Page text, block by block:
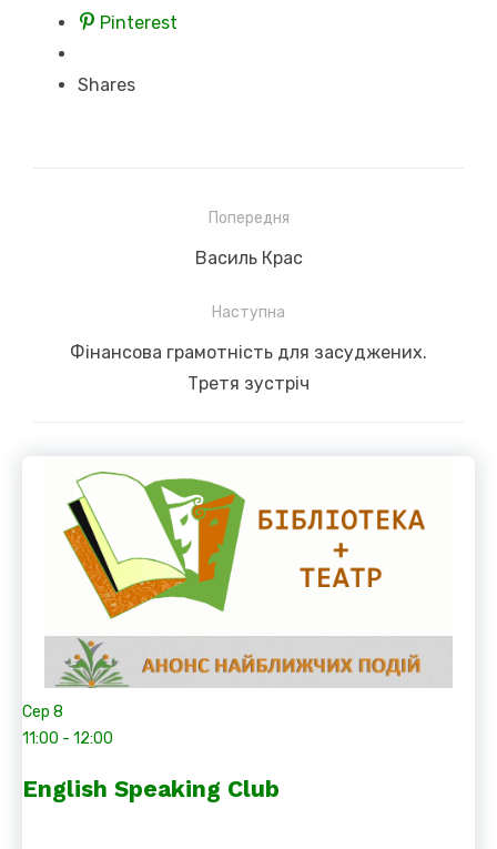
Pinterest
Shares
Попередня
Previous
Василь Крас
Наступна
NextФінансова грамотність для засуджених.
Третя зустріч
Сер 8
11:00 - 12:00
English Speaking Club